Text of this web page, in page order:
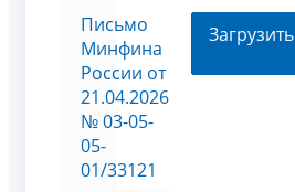
Письмо
Минфина
России от
21.04.2026
№ 03-05-
05-
01/33121
Загрузить